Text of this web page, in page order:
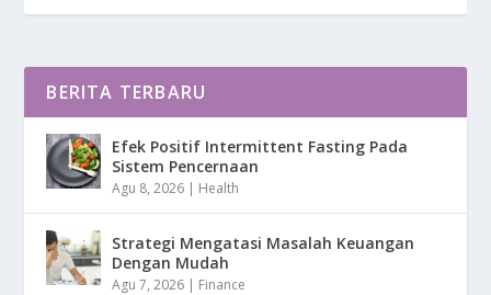
BERITA TERBARU
Efek Positif Intermittent Fasting Pada
Sistem Pencernaan
Agu 8, 2026 | Health
Strategi Mengatasi Masalah Keuangan
Dengan Mudah
Agu 7, 2026 | Finance